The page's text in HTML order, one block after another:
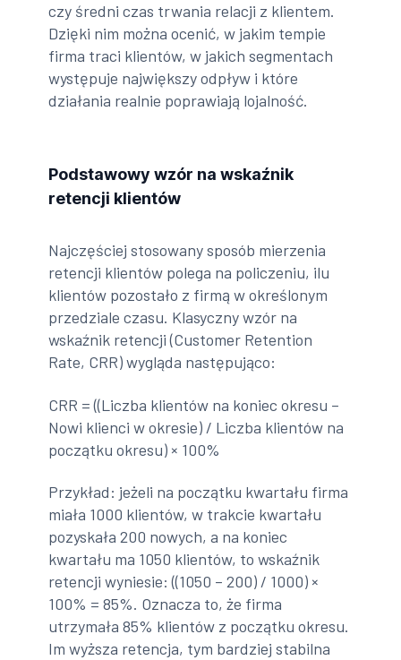
czy średni czas trwania relacji z klientem.
Dzięki nim można ocenić, w jakim tempie
firma traci klientów, w jakich segmentach
występuje największy odpływ i które
działania realnie poprawiają lojalność.
Podstawowy wzór na wskaźnik
retencji klientów
Najczęściej stosowany sposób mierzenia
retencji klientów polega na policzeniu, ilu
klientów pozostało z firmą w określonym
przedziale czasu. Klasyczny wzór na
wskaźnik retencji (Customer Retention
Rate, CRR) wygląda następująco:
CRR = ((Liczba klientów na koniec okresu –
Nowi klienci w okresie) / Liczba klientów na
początku okresu) × 100%
Przykład: jeżeli na początku kwartału firma
miała 1000 klientów, w trakcie kwartału
pozyskała 200 nowych, a na koniec
kwartału ma 1050 klientów, to wskaźnik
retencji wyniesie: ((1050 – 200) / 1000) ×
100% = 85%. Oznacza to, że firma
utrzymała 85% klientów z początku okresu.
Im wyższa retencja, tym bardziej stabilna